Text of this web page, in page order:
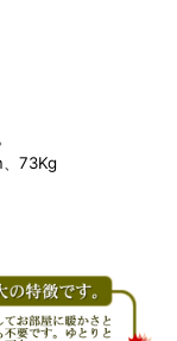
73Kg